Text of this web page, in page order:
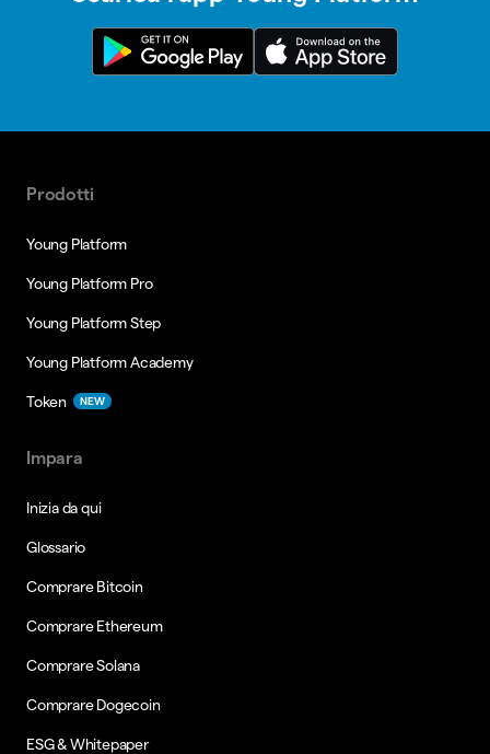
Prodotti
Young Platform
Young Platform Pro
Young Platform Step
Young Platform Academy
Token NEW
Impara
Inizia da qui
Glossario
Comprare Bitcoin
Comprare Ethereum
Comprare Solana
Comprare Dogecoin
ESG & Whitepaper